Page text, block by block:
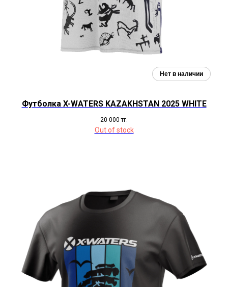
Футболка X-WATERS KAZAKHSTAN 2025 WHITE
20 000 тг.
Out of stock